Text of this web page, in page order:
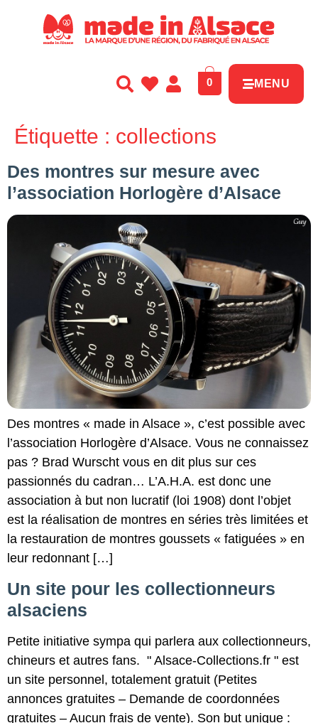
0 MENU
Étiquette : collections
Des montres sur mesure avec
l’association Horlogère d’Alsace
Des montres « made in Alsace », c’est possible avec
l’association Horlogère d’Alsace. Vous ne connaissez
pas ? Brad Wurscht vous en dit plus sur ces
passionnés du cadran… L’A.H.A. est donc une
association à but non lucratif (loi 1908) dont l’objet
est la réalisation de montres en séries très limitées et
la restauration de montres goussets « fatiguées » en
leur redonnant […]
Un site pour les collectionneurs
alsaciens
Petite initiative sympa qui parlera aux collectionneurs,
chineurs et autres fans. " Alsace-Collections.fr " est
un site personnel, totalement gratuit (Petites
annonces gratuites – Demande de coordonnées
gratuites – Aucun frais de vente). Son but unique :